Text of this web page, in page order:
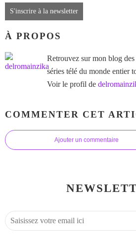
S'inscrire à la newsletter
À PROPOS
Retrouvez sur mon blog
séries télé du monde entier
Voir le profil de
COMMENTER CET
Ajouter un commentaire